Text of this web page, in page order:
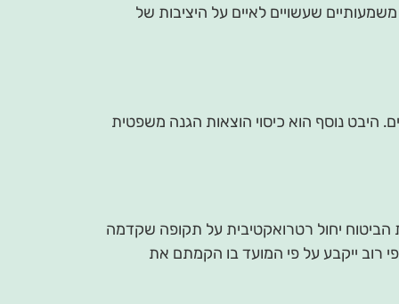
שעשויים לאיים על היציבות של
היבט נוסף הוא כיסוי הוצאות הגנה משפטית
הביטוח יחול רטרואקטיבית על תקופה שקדמה
רוב ייקבע על פי המועד בו הקמתם את